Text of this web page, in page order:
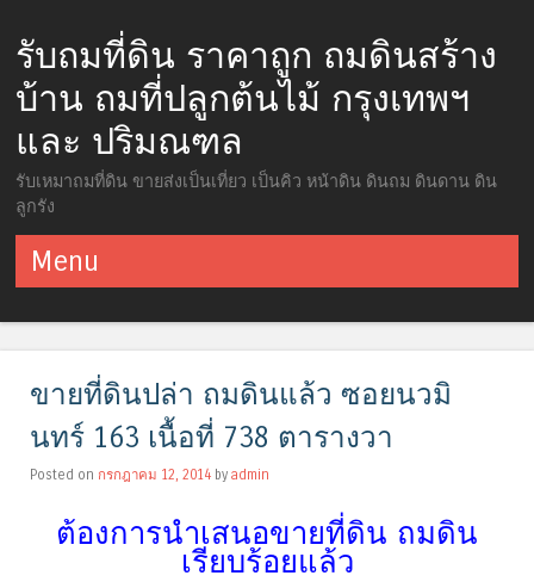
รับถมที่ดิน ราคาถูก ถมดินสร้าง
บ้าน ถมที่ปลูกต้นไม้ กรุงเทพฯ
และ ปริมณฑล
รับเหมาถมที่ดิน ขายส่งเป็นเที่ยว เป็นคิว หน้าดิน ดินถม ดินดาน ดิน
ลูกรัง
Menu
ขายที่ดินปล่า ถมดินแล้ว ซอยนวมิ
นทร์ 163 เนื้อที่ 738 ตารางวา
Posted on กรกฎาคม 12, 2014 by admin
ต้องการนำเสนอขายที่ดิน ถมดิน
เรียบร้อยแล้ว